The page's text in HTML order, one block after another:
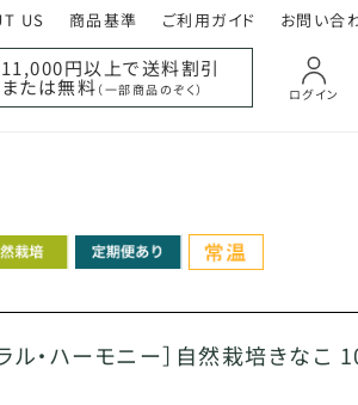
US 商品基準 ご利用ガイド お問い合
ログイン
11,000円以上で送料割引
または無料 （一部商品のぞく）
ル・ハーモニー］自然栽培きなこ